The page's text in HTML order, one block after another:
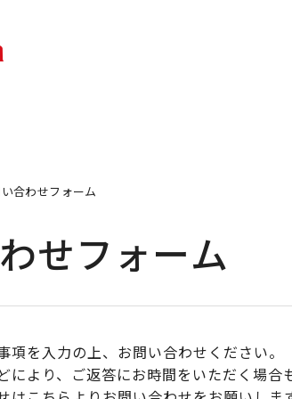
合わせフォーム
せフォーム
項を入力の上、お問い合わせください。
により、ご返答にお時間をいただく場合